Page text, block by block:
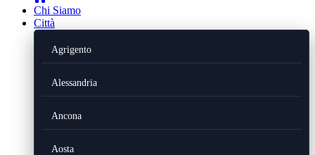
Chi Siamo
Città
Agrigento
Alessandria
Ancona
Aosta